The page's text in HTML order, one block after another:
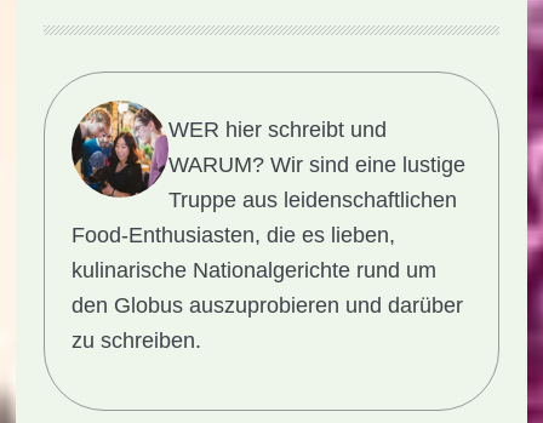
WER hier schreibt und
WARUM? Wir sind eine lustige
Truppe aus leidenschaftlichen
Food-Enthusiasten, die es lieben,
kulinarische Nationalgerichte rund um
den Globus auszuprobieren und darüber
zu schreiben.